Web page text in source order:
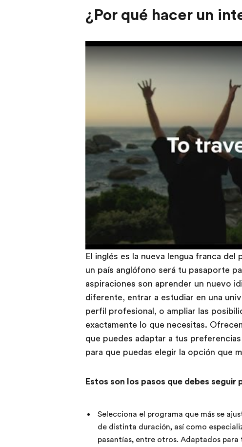
¿Por qué hacer un
El inglés es la nueva lengua franca
un país anglófono será tu pasaporte
aspiraciones son aprender un nuevo
diferente, entrar a estudiar en una
perfil profesional, o ampliar las
exactamente lo que necesitas.
que puedes adaptar a tus
para que puedas elegir la opción que
Estos son los pasos que debes
Selecciona el programa que más se
de distinta duración, así como
pasantías, entre otros. Adaptados para